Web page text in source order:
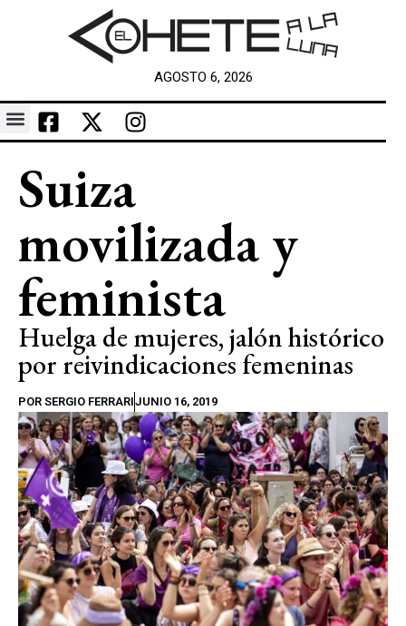
AGOSTO 6, 2026
Suiza
movilizada y
feminista
Huelga de mujeres, jalón histórico
por reivindicaciones femeninas
POR SERGIO FERRARIJUNIO 16, 2019